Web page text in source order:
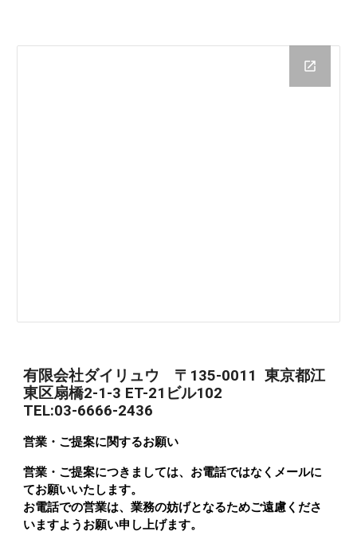
有限会社ダイリュウ 〒135-0011 東京都江
東区扇橋2-1-3 ET-21ビル102
TEL:03-6666-2436
営業・ご提案に関するお願い
営業・ご提案につきましては、お電話ではなくメールに
てお願いいたします。
お電話での営業は、業務の妨げとなるためご遠慮くださ
いますようお願い申し上げます。